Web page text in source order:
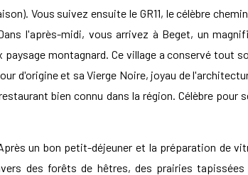
Vous suivez ensuite le GR11, le célèbre
l'après-midi, vous arrivez à Beget, un
montagnard. Ce village a conservé tout
d'origine et sa Vierge Noire, joyau de
bien connu dans la région. Célèbre pour
un bon petit-déjeuner et la préparation de
des forêts de hêtres, des prairies